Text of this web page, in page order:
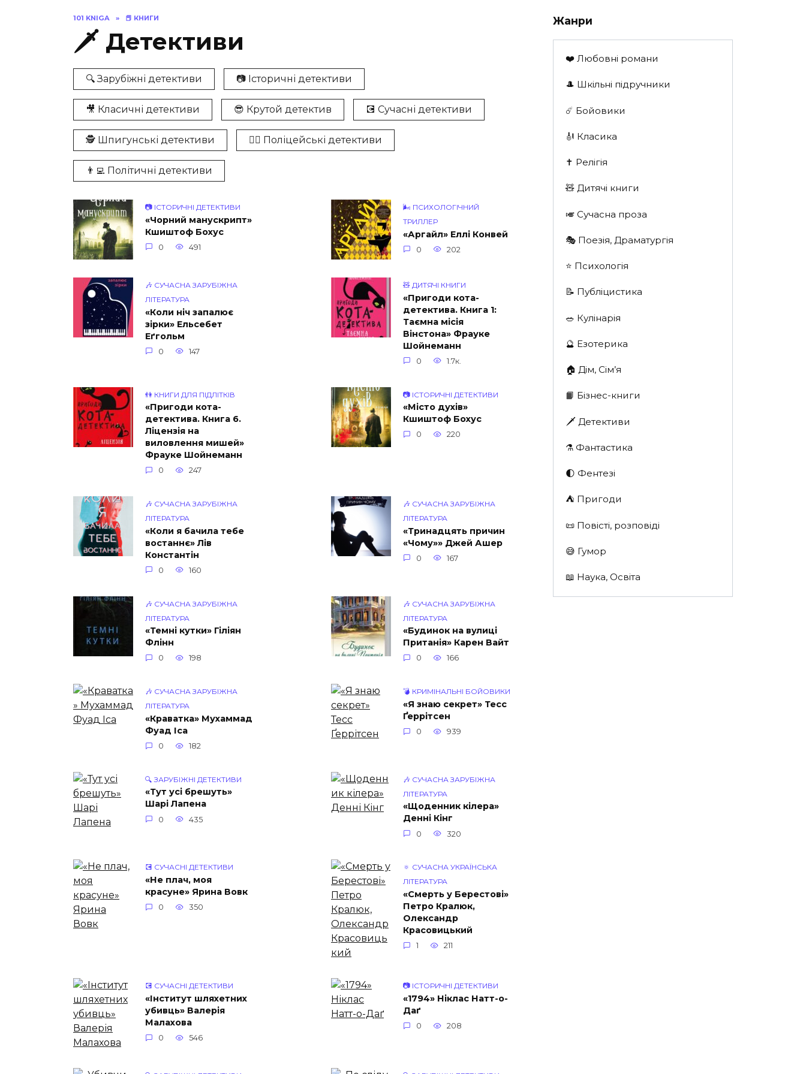
101 KNIGA » 📕 КНИГИ
🗡 Детективи
🔍 Зарубіжні детективи 📷 Історичні детективи
🎥 Класичні детективи 😎 Крутой детектив 💽 Сучасні детективи
🕵️ Шпигунські детективи 👮‍♀️ Поліцейські детективи
👨‍💻 Політичні детективи
📷 ІСТОРИЧНІ ДЕТЕКТИВИ
«Чорний манускрипт»
Кшиштоф Бохус
0 491
🌬 ПСИХОЛОГІЧНИЙ
ТРИЛЛЕР
«Аргайл» Еллі Конвей
0 202
🎶 СУЧАСНА ЗАРУБІЖНА
ЛІТЕРАТУРА
«Коли ніч запалює
зірки» Ельсебет
Еґгольм
0 147
🧸 ДИТЯЧІ КНИГИ
«Пригоди кота-
детектива. Книга 1:
Таємна місія
Вінстона» Фрауке
Шойнеманн
0 1.7к.
👫 КНИГИ ДЛЯ ПІДЛІТКІВ
«Пригоди кота-
детектива. Книга 6.
Ліцензія на
виловлення мишей»
Фрауке Шойнеманн
0 247
📷 ІСТОРИЧНІ ДЕТЕКТИВИ
«Місто духів»
Кшиштоф Бохус
0 220
🎶 СУЧАСНА ЗАРУБІЖНА
ЛІТЕРАТУРА
«Коли я бачила тебе
востаннє» Лів
Константін
0 160
🎶 СУЧАСНА ЗАРУБІЖНА
ЛІТЕРАТУРА
«Тринадцять причин
«Чому»» Джей Ашер
0 167
🎶 СУЧАСНА ЗАРУБІЖНА
ЛІТЕРАТУРА
«Темні кутки» Гіліян
Флінн
0 198
🎶 СУЧАСНА ЗАРУБІЖНА
ЛІТЕРАТУРА
«Будинок на вулиці
Пританія» Карен Вайт
0 166
🎶 СУЧАСНА ЗАРУБІЖНА
ЛІТЕРАТУРА
«Краватка» Мухаммад
Фуад Іса
0 182
💣 КРИМІНАЛЬНІ БОЙОВИКИ
«Я знаю секрет» Тесс
Ґеррітсен
0 939
🔍 ЗАРУБІЖНІ ДЕТЕКТИВИ
«Тут усі брешуть»
Шарі Лапена
0 435
🎶 СУЧАСНА ЗАРУБІЖНА
ЛІТЕРАТУРА
«Щоденник кілера»
Денні Кінг
0 320
💽 СУЧАСНІ ДЕТЕКТИВИ
«Не плач, моя
красуне» Ярина Вовк
0 350
🔅 СУЧАСНА УКРАЇНСЬКА
ЛІТЕРАТУРА
«Смерть у Берестові»
Петро Кралюк,
Олександр
Красовицький
1 211
💽 СУЧАСНІ ДЕТЕКТИВИ
«Інститут шляхетних
убивць» Валерія
Малахова
0 546
📷 ІСТОРИЧНІ ДЕТЕКТИВИ
«1794» Ніклас Натт-о-
Даґ
0 208
Жанри
❤️ Любовні романи
🎩 Шкільні підручники
☄️ Бойовики
🎻 Класика
✝️ Релігія
🧸 Дитячі книги
🎺 Сучасна проза
🎭 Поезія, Драматургія
⭐️ Психологія
📝 Публіцистика
🥗 Кулінарія
🔮 Езотерика
🏠 Дім, Сім’я
📙 Бізнес-книги
🗡 Детективи
⚗️ Фантастика
🌓 Фентезі
⛺️ Пригоди
📜 Повісті, розповіді
😅 Гумор
📖 Наука, Освіта